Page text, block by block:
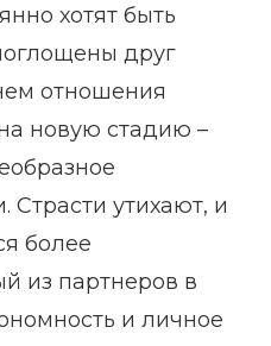
хотят быть
друг
отношения
новую стадию –
Страсти утихают, и
более
из партнеров в
и личное